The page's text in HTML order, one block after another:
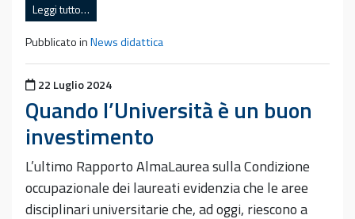
Leggi tutto…
Pubblicato inNews didattica
Pubblicato il
22 Luglio 2024
Quando l’Università è un buon
investimento
L’ultimo Rapporto AlmaLaurea sulla Condizione
occupazionale dei laureati evidenzia che le aree
disciplinari universitarie che, ad oggi, riescono a